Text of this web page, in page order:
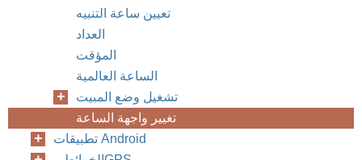
تعيين ساعة التنبيه
العداد
المؤقت
الساعة العالمية
تشغيل وضع المبيت
تغيير واجهة الساعة
تطبيقات Android